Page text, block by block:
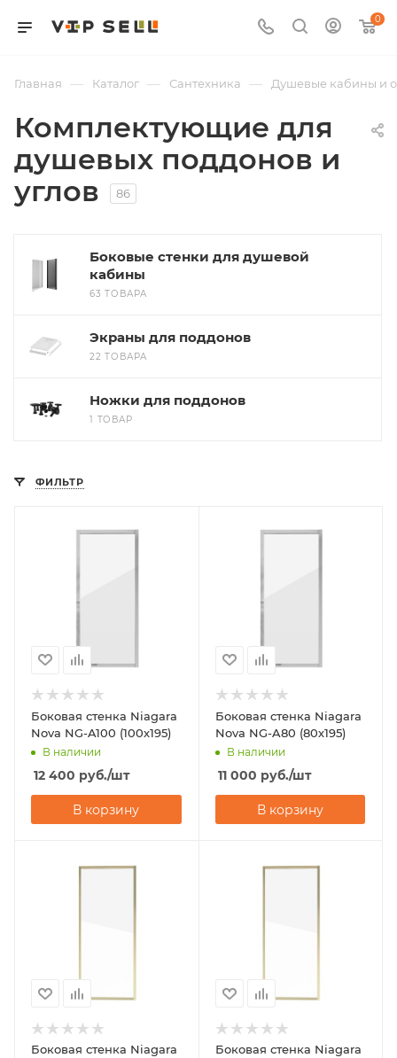
0
Главная — Каталог — Сантехника — Душевые кабины и
Комплектующие для
душевых поддонов и
углов
86
Боковые стенки для душевой
кабины
63 ТОВАРА
Экраны для поддонов
22 ТОВАРА
Ножки для поддонов
1 ТОВАР
ФИЛЬТР
Боковая стенка Niagara
Nova NG-A100 (100х195)
В наличии
12 400 руб./шт
В корзину
Боковая стенка Niagara
Nova NG-A80 (80х195)
В наличии
11 000 руб./шт
В корзину
Боковая стенка Niagara
Боковая стенка Niagara